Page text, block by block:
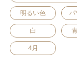
明るい色 パ
白
4月